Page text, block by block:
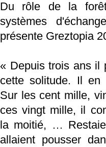
Du rôle de la
systèmes
présente Greztopia
« Depuis trois ans il
cette solitude. Il en
Sur les cent mille,
ces vingt mille, il
la moitié, …
allaient pousser